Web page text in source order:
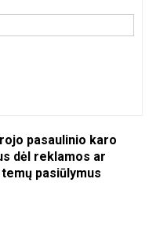
pasaulinio karo
dėl reklamos ar
pasiūlymus